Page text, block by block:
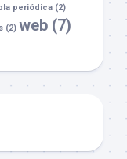
periódica (2)
(2) web (7)